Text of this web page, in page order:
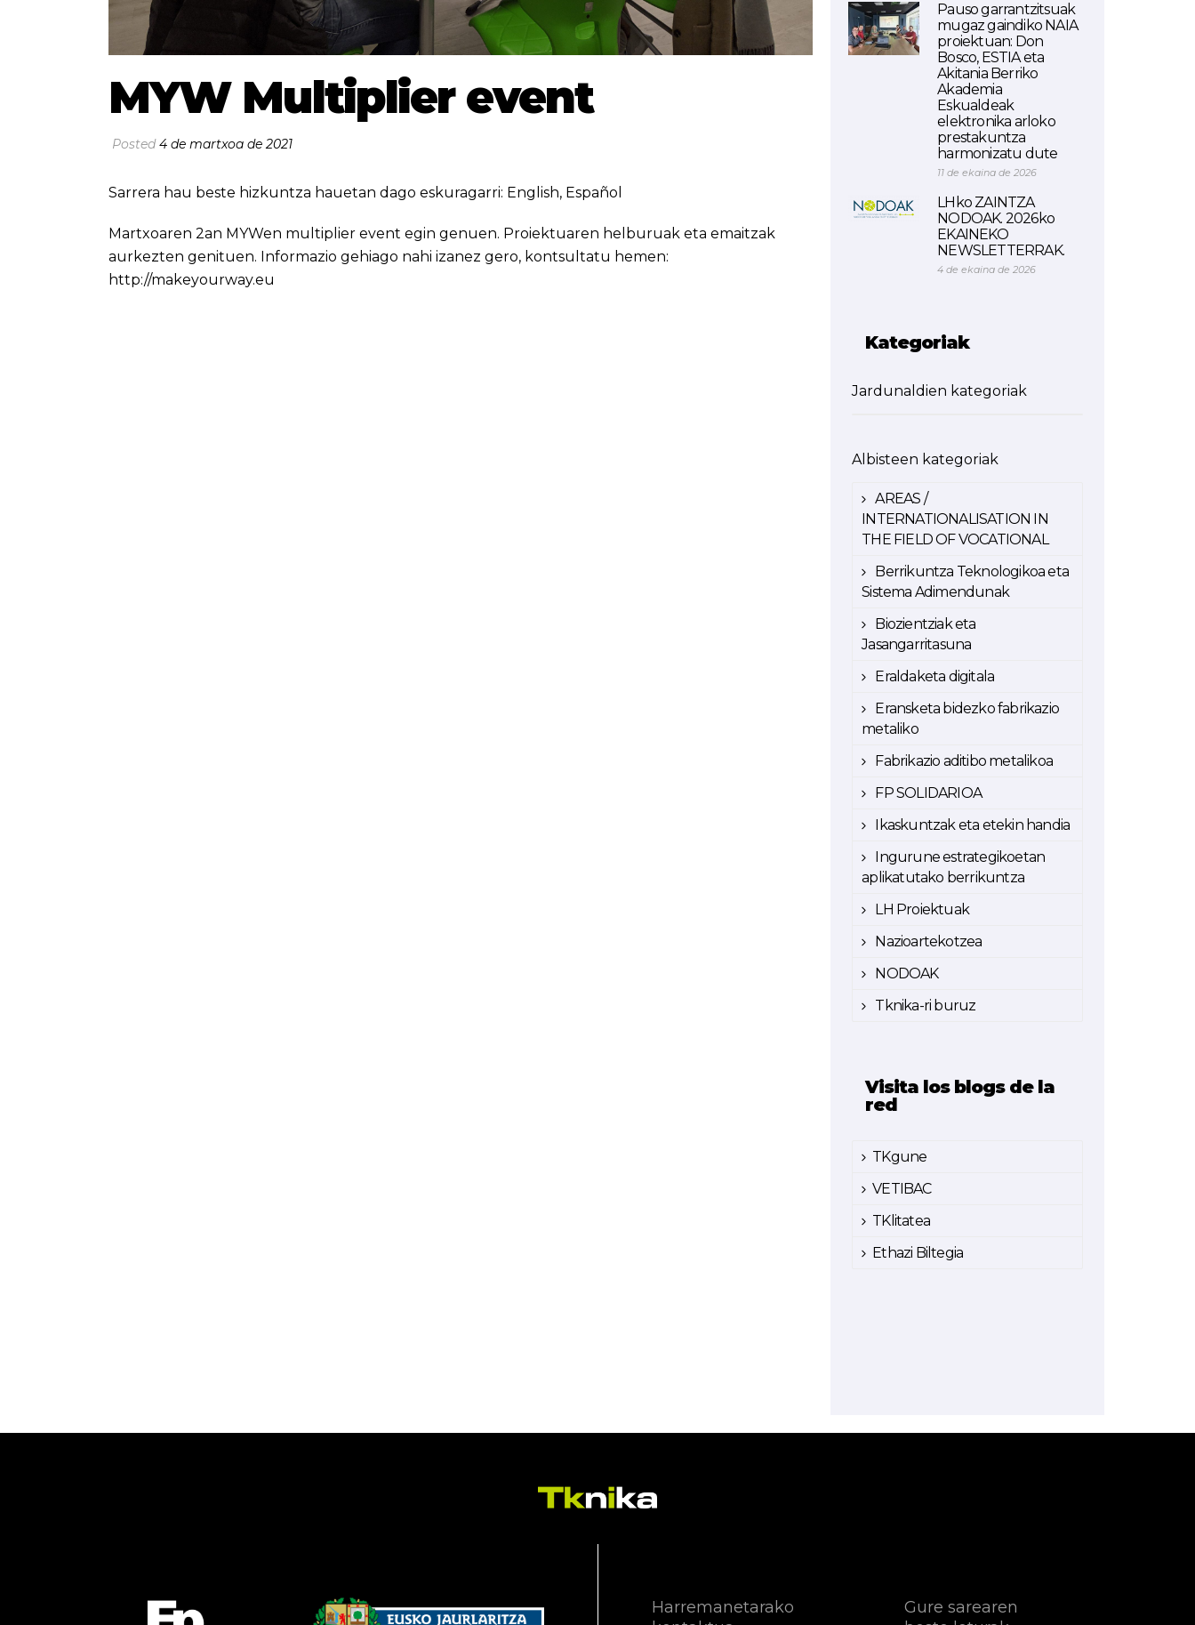
MYW Multiplier event
Posted4 de martxoa de 2021
Sarrera hau beste hizkuntza hauetan dago eskuragarri: English, Español
Martxoaren 2an MYWen multiplier event egin genuen. Proiektuaren helburuak eta emaitzak
aurkezten genituen. Informazio gehiago nahi izanez gero, kontsultatu hemen:
http://makeyourway.eu
Pauso garrantzitsuak
mugaz gaindiko NAIA
proiektuan: Don
Bosco, ESTIA eta
Akitania Berriko
Akademia
Eskualdeak
elektronika arloko
prestakuntza
harmonizatu dute
11 de ekaina de 2026
LHko ZAINTZA
NODOAK. 2026ko
EKAINEKO
NEWSLETTERRAK.
4 de ekaina de 2026
Kategoriak
Jardunaldien kategoriak
Albisteen kategoriak
AREAS /
INTERNATIONALISATION IN
THE FIELD OF VOCATIONAL
Berrikuntza Teknologikoa eta
Sistema Adimendunak
Biozientziak eta
Jasangarritasuna
Eraldaketa digitala
Eransketa bidezko fabrikazio
metaliko
Fabrikazio aditibo metalikoa
FP SOLIDARIOA
Ikaskuntzak eta etekin handia
Ingurune estrategikoetan
aplikatutako berrikuntza
LH Proiektuak
Nazioartekotzea
NODOAK
Tknika-ri buruz
Visita los blogs de la
red
TKgune
VETIBAC
TKlitatea
Ethazi Biltegia
Harremanetarako
Gure sarearen